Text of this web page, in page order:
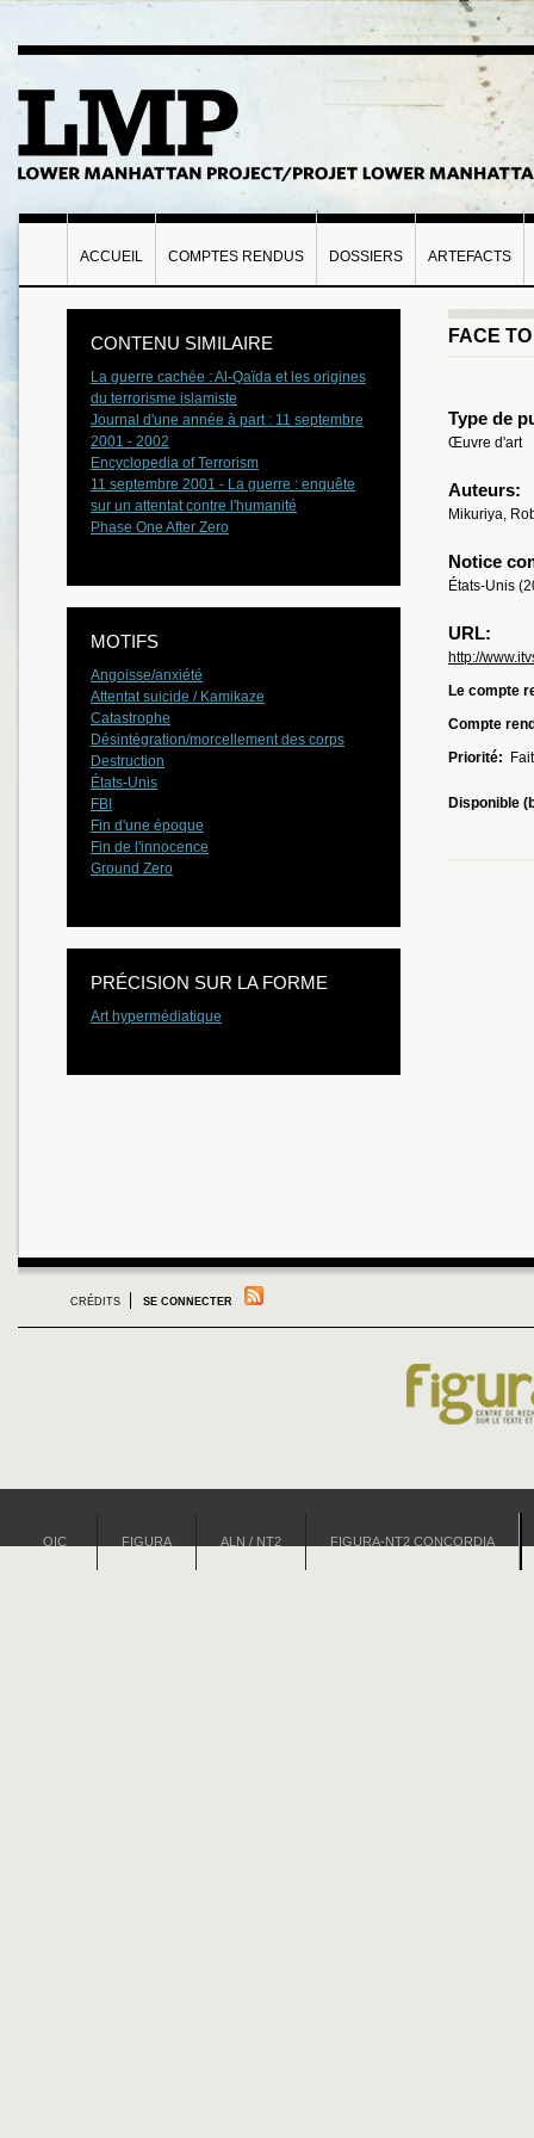
ACCUEIL COMPTES RENDUS DOSSIERS ARTEFACTS
FACE
Type de
Œuvre d'art
Auteurs:
Mikuriya,
Notice
États-Unis
URL:
http://
Le compte
Compte
Priorité:
Fait
Disponible
CONTENU SIMILAIRE
La guerre cachée : Al-Qaïda et les origines
du terrorisme islamiste
Journal d'une année à part : 11 septembre
2001 - 2002
Encyclopedia of Terrorism
11 septembre 2001 - La guerre : enquête
sur un attentat contre l'humanité
Phase One After Zero
MOTIFS
Angoisse/anxiété
Attentat suicide / Kamikaze
Catastrophe
Désintégration/morcellement des corps
Destruction
États-Unis
FBI
Fin d'une époque
Fin de l'innocence
Ground Zero
PRÉCISION SUR LA FORME
Art hypermédiatique
CRÉDITS SE CONNECTER
OIC FIGURA ALN / NT2 FIGURA-NT2 CONCORDIA